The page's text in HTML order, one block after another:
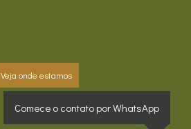
Veja onde estamos
Comece o contato por WhatsApp